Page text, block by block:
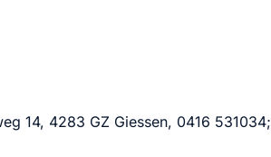
14, 4283 GZ Giessen, 0416 531034;